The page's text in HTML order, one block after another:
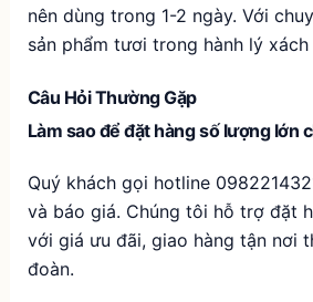
nên dùng trong 1-2 ngày. Với
sản phẩm tươi trong hành lý xách
Câu Hỏi Thường Gặp
Làm sao để đặt hàng số lượng lớn
Quý khách gọi hotline
và báo giá. Chúng tôi hỗ trợ đặt
với giá ưu đãi, giao hàng tận nơi
đoàn.